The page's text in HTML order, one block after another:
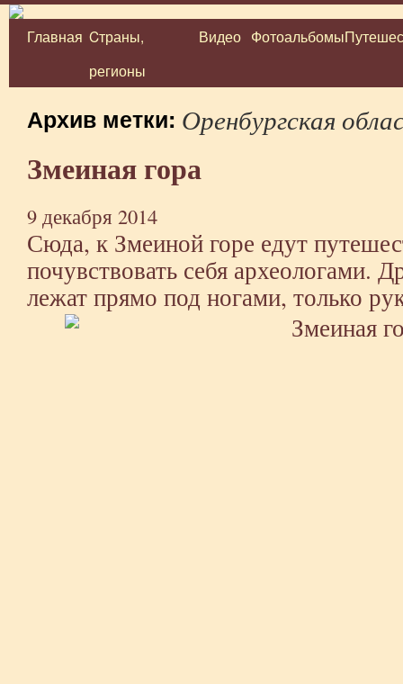
Перейти
Главная Cтраны,
регионы
Видео Фотоальбомы
Архив метки: Оренбургская
Змеиная гора
9 декабря 2014
Сюда, к Змеиной горе едут
почувствовать себя археологами.
лежат прямо под ногами, только